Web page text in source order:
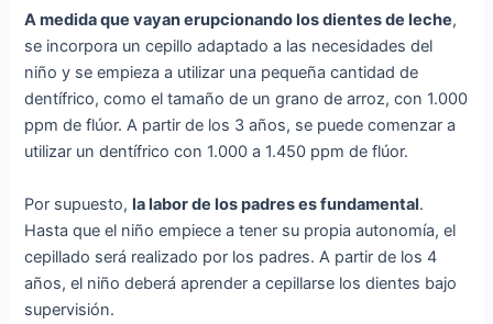
A medida que vayan erupcionando los dientes de leche,
se incorpora un cepillo adaptado a las necesidades del
niño y se empieza a utilizar una pequeña cantidad de
dentífrico, como el tamaño de un grano de arroz, con 1.000
ppm de flúor. A partir de los 3 años, se puede comenzar a
utilizar un dentífrico con 1.000 a 1.450 ppm de flúor.
Por supuesto,la labor de los padres es fundamental.
Hasta que el niño empiece a tener su propia autonomía, el
cepillado será realizado por los padres. A partir de los 4
años, el niño deberá aprender a cepillarse los dientes bajo
supervisión.